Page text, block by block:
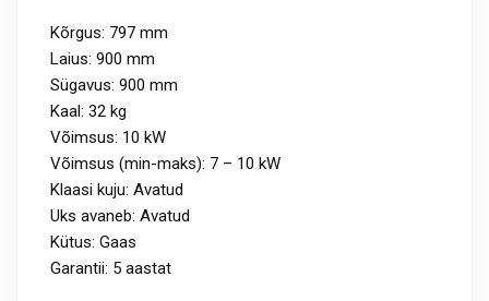
Kõrgus: 797 mm
Laius: 900 mm
Sügavus: 900 mm
Kaal: 32 kg
Võimsus: 10 kW
Võimsus (min-maks): 7 – 10 kW
Klaasi kuju: Avatud
Uks avaneb: Avatud
Kütus: Gaas
Garantii: 5 aastat